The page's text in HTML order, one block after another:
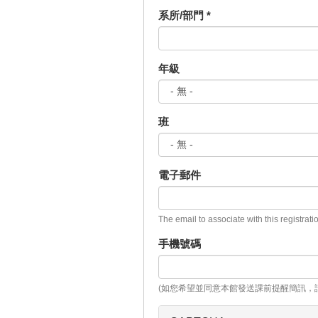
系所/部門 *
年級
班
電子郵件
The email to associate with this
手機號碼
(如您希望並同意本館發送課前提醒簡訊，